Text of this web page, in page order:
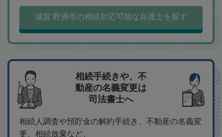
滋賀 野洲市の相続対応可能な弁護士を探す
相続手続きや、不
動産の名義変更は
司法書士へ
相続人調査や預貯金の解約手続き、不動産の名義変
更、相続放棄など、